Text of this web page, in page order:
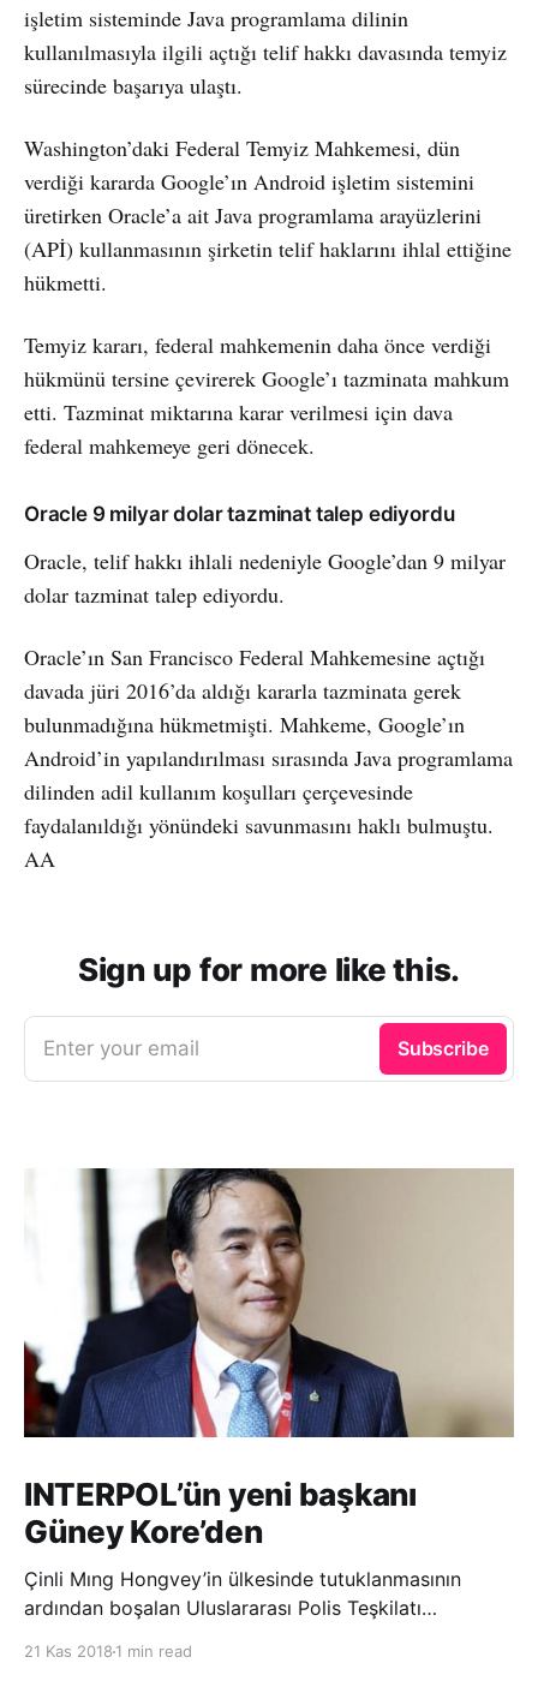
işletim sisteminde Java programlama dilinin
kullanılmasıyla ilgili açtığı telif hakkı davasında temyiz
sürecinde başarıya ulaştı.
Washington’daki Federal Temyiz Mahkemesi, dün
verdiği kararda Google’ın Android işletim sistemini
üretirken Oracle’a ait Java programlama arayüzlerini
(APİ) kullanmasının şirketin telif haklarını ihlal ettiğine
hükmetti.
Temyiz kararı, federal mahkemenin daha önce verdiği
hükmünü tersine çevirerek Google’ı tazminata mahkum
etti. Tazminat miktarına karar verilmesi için dava
federal mahkemeye geri dönecek.
Oracle 9 milyar dolar tazminat talep ediyordu
Oracle, telif hakkı ihlali nedeniyle Google’dan 9 milyar
dolar tazminat talep ediyordu.
Oracle’ın San Francisco Federal Mahkemesine açtığı
davada jüri 2016’da aldığı kararla tazminata gerek
bulunmadığına hükmetmişti. Mahkeme, Google’ın
Android’in yapılandırılması sırasında Java programlama
dilinden adil kullanım koşulları çerçevesinde
faydalanıldığı yönündeki savunmasını haklı bulmuştu.
AA
Sign up for more like this.
Enter your email Subscribe
INTERPOL’ün yeni başkanı
Güney Kore’den
Çinli Mıng Hongvey’in ülkesinde tutuklanmasının
ardından boşalan Uluslararası Polis Teşkilatı
21 Kas 2018 1 min read